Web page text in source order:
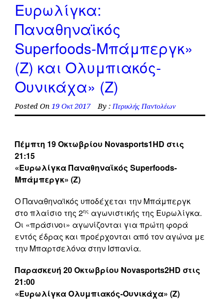
Ευρωλίγκα:
Παναθηναϊκός
Superfoods-Μπάμπεργκ»
(Ζ) και Ολυμπιακός-
Ουνικάχα» (Z)
Posted On 19 Οκτ 2017 By : Περικλής Παντολέων
Πέμπτη 19 Οκτωβρίου Novasports1HD στις
21:15
«Ευρωλίγκα Παναθηναϊκός Superfoods-
Μπάμπεργκ» (Ζ)
Ο Παναθηναϊκός υποδέχεται την Μπάμπεργκ
στο πλαίσιο της 2ης αγωνιστικής της Ευρωλίγκα.
Οι «πράσινοι» αγωνίζονται για πρώτη φορά
εντός έδρας και προέρχονται από τον αγώνα με
την Μπαρτσελόνα στην Ισπανία.
Παρασκευή 20 Οκτωβρίου Novasports2HD στις
21:00
«Ευρωλίγκα Ολυμπιακός-Ουνικάχα» (Z)